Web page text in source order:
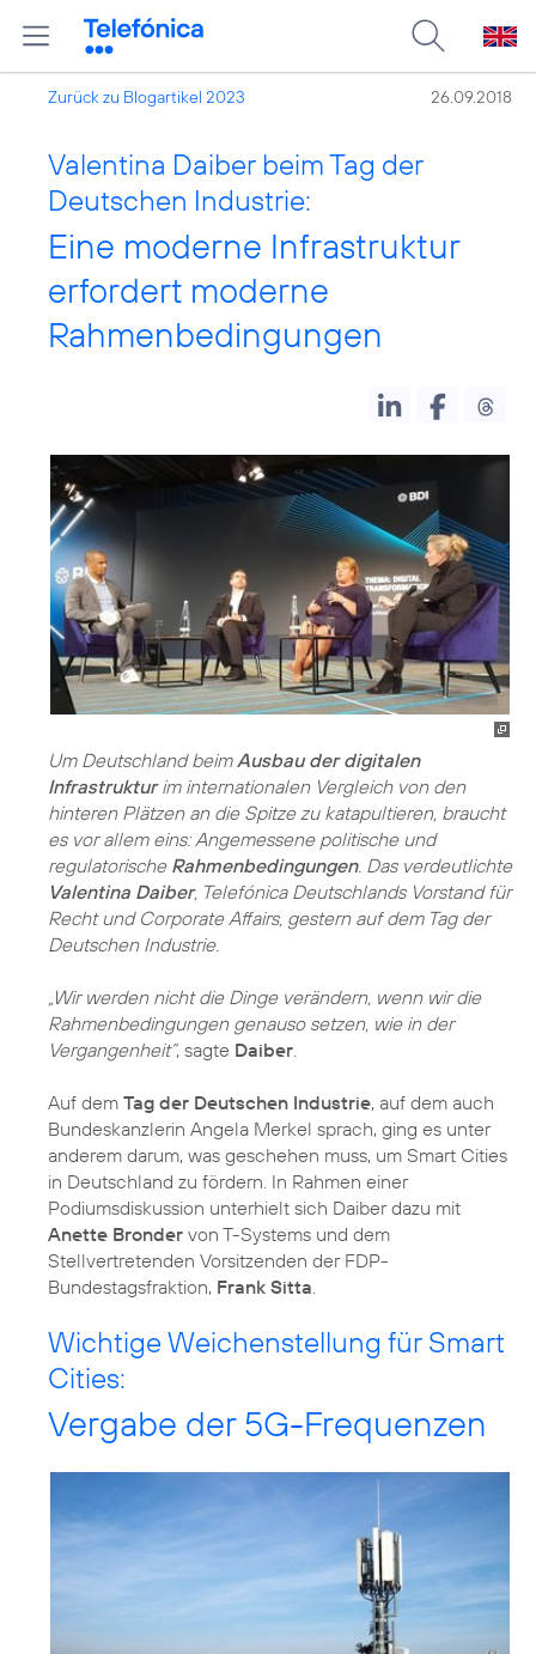
Zurück zu Blogartikel 2023 26.09.2018
Valentina Daiber beim Tag der
Deutschen Industrie:
Eine moderne Infrastruktur
erfordert moderne
Rahmenbedingungen
Um Deutschland beimAusbau der digitalen
Infrastrukturim internationalen Vergleich von den
hinteren Plätzen an die Spitze zu katapultieren, braucht
es vor allem eins: Angemessene politische und
regulatorische Rahmenbedingungen. Das verdeutlichte
Valentina Daiber, Telefónica Deutschlands Vorstand für
Recht und Corporate Affairs, gestern auf dem Tag der
Deutschen Industrie.
„Wir werden nicht die Dinge verändern, wenn wir die
Rahmenbedingungen genauso setzen, wie in der
Vergangenheit“, sagte Daiber
Auf dem Tag der Deutschen Industrie, auf dem auch
Bundeskanzlerin Angela Merkel sprach, ging es unter
anderem darum, was geschehen muss, um Smart Cities
in Deutschland zu fördern. In Rahmen einer
Podiumsdiskussion unterhielt sich Daiber dazu mit
Anette Bronder von T-Systems und dem
Stellvertretenden Vorsitzenden der FDP-
Bundestagsfraktion, Frank Sitta
Wichtige Weichenstellung für Smart
Cities:
Vergabe der 5G-Frequenzen